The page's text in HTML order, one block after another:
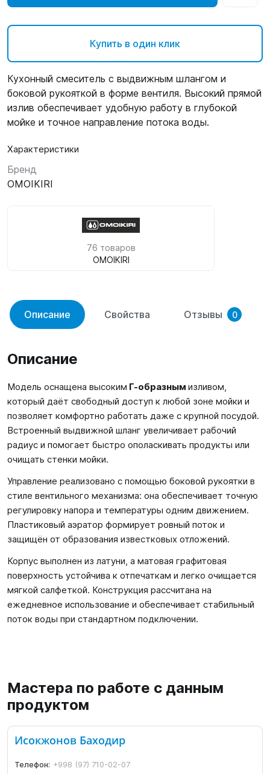
Купить в один клик
Кухонный смеситель с выдвижным шлангом и
боковой рукояткой в форме вентиля. Высокий прямой
излив обеспечивает удобную работу в глубокой
мойке и точное направление потока воды.
Характеристики
Бренд
OMOIKIRI
76 товаров
OMOIKIRI
Описание Свойства Отзывы 0
Описание
Модель оснащена высоким Г-образным изливом,
который даёт свободный доступ к любой зоне мойки и
позволяет комфортно работать даже с крупной посудой.
Встроенный выдвижной шланг увеличивает рабочий
радиус и помогает быстро ополаскивать продукты или
очищать стенки мойки.
Управление реализовано с помощью боковой рукоятки в
стиле вентильного механизма: она обеспечивает точную
регулировку напора и температуры одним движением.
Пластиковый аэратор формирует ровный поток и
защищён от образования известковых отложений.
Корпус выполнен из латуни, а матовая графитовая
поверхность устойчива к отпечаткам и легко очищается
мягкой салфеткой. Конструкция рассчитана на
ежедневное использование и обеспечивает стабильный
поток воды при стандартном подключении.
Мастера по работе с данным
продуктом
Исокжонов Баходир
Телефон: +998 (97) 710-02-07